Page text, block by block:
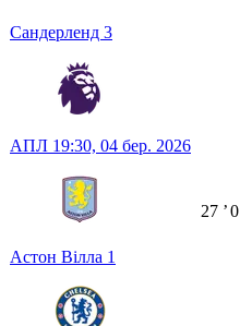
Сандерленд 3
АПЛ 19:30, 04 бер. 2026
Астон Вілла 1
27 ʼ0